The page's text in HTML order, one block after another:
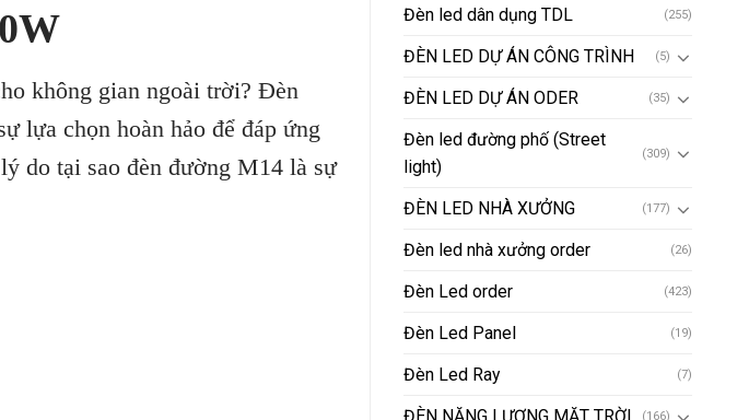
không gian ngoài trời? Đèn
lựa chọn hoàn hảo để đáp ứng
do tại sao đèn đường M14 là sự
Đèn led dân dụng TDL (255)
ĐÈN LED DỰ ÁN CÔNG TRÌNH (5)
ĐÈN LED DỰ ÁN ODER (35)
Đèn led đường phố (Street
light)
(309)
ĐÈN LED NHÀ XƯỞNG (177)
Đèn led nhà xưởng order (26)
Đèn Led order (423)
Đèn Led Panel (19)
Đèn Led Ray (7)
(166)